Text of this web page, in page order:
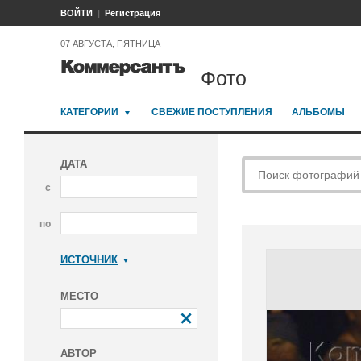
ВОЙТИ Регистрация
07 АВГУСТА, ПЯТНИЦА
Фото
КАТЕГОРИИ СВЕЖИЕ ПОСТУПЛЕНИЯ АЛЬБОМЫ
ДАТА
с
по
ИСТОЧНИК
МЕСТО
АВТОР